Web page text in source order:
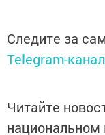
Следите за
Telegram-
Читайте